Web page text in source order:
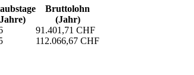
Bruttolohn
(Jahr)
91.401,71 CHF
112.066,67 CHF